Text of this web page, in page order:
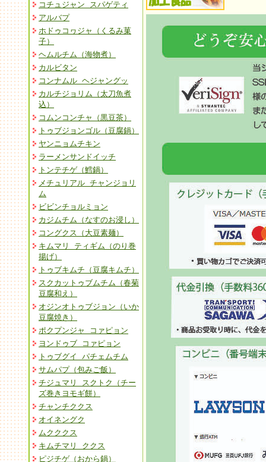
コチュジャン スパゲティ
アルバプ
ホドゥコヮジャ（くるみ菓
子）
ヘムルチム（海物煮）
カルビタン
コンナムル ヘジャングッ
カルチジョリム（太刀魚煮
込）
コムンコンチャ（黒豆茶）
トゥブジョンゴル（豆腐鍋）
ヤンニョムチキン
ラーメンサンドイッチ
トンテチゲ（鱈鍋）
メチュリアル チャンジョリ
ム
ビビンチョルミョン
カジムチム（なすのお浸し）
コングクス（大豆素麺）
キムマリ ティギム（のり巻
揚げ）
トゥブキムチ（豆腐キムチ）
スクカットゥブムチム（春菊
豆腐和え）
オジンオトゥブジョン（いか
豆腐焼き）
ポクプンジャ コァピョン
ヨンドゥブ コァピョン
トゥブグイ パチェムチム
サムパプ（包みご飯）
チジュマリ スクトク（チー
ズ巻きヨモギ餅）
チャンチククス
オイネングク
ムクククス
キムチマリ ククス
ピジチゲ（おから鍋）